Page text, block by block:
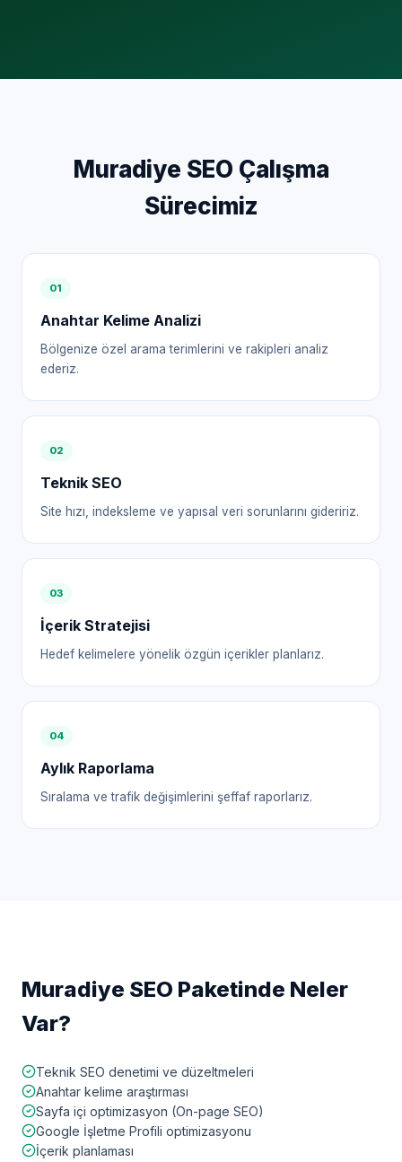
Muradiye SEO Çalışma
Sürecimiz
01
Anahtar Kelime Analizi
Bölgenize özel arama terimlerini ve rakipleri analiz
ederiz.
02
Teknik SEO
Site hızı, indeksleme ve yapısal veri sorunlarını gideririz.
03
İçerik Stratejisi
Hedef kelimelere yönelik özgün içerikler planlarız.
04
Aylık Raporlama
Sıralama ve trafik değişimlerini şeffaf raporlarız.
Muradiye SEO Paketinde Neler
Var?
Teknik SEO denetimi ve düzeltmeleri
Anahtar kelime araştırması
Sayfa içi optimizasyon (On-page SEO)
Google İşletme Profili optimizasyonu
İçerik planlaması